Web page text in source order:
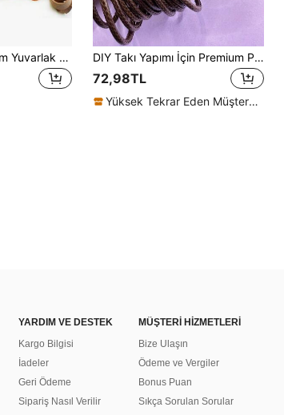
2 Metre/Lot 2-10mm Yuvarlak Düz Hakiki İnek Derisi Kordon Bilezik, Kolye, Kendin Yap Takı Yapımı Aksesuarları İçin DIY Takı Yapımı İçin Premium PU Deri Mumlu İp - 0.5/0.8/1.0/1.5/2.0mm Siyah, Kahverengi ve Kehribar - Kolye ve Bileklikler İçin Esnemeyen Örgü İpi
72,98TL
Yüksek Tekrar Eden Müşteriler
YARDIM VE DESTEK
Kargo Bilgisi
İadeler
Geri Ödeme
Sipariş Nasıl Verilir
MÜŞTERİ HİZMETLERİ
Bize Ulaşın
Ödeme ve Vergiler
Bonus Puan
Sıkça Sorulan Sorular